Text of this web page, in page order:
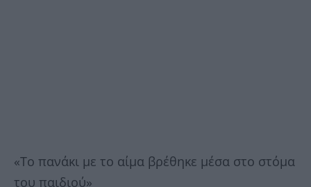
«Το πανάκι με το αίμα βρέθηκε μέσα στο στόμα
του παιδιού»